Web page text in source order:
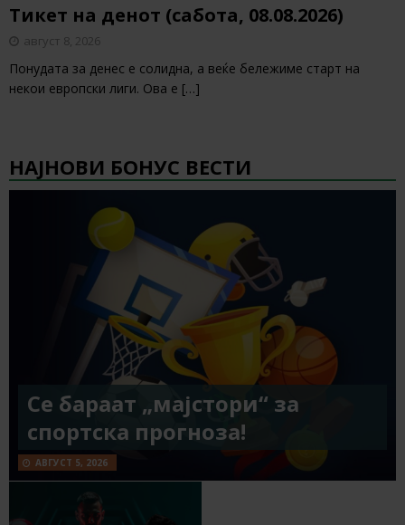
Тикет на денот (сабота, 08.08.2026)
август 8, 2026
Понудата за денес е солидна, а веќе бележиме старт на
некои европски лиги. Ова е […]
НАЈНОВИ БОНУС ВЕСТИ
Се бараат „мајстори“ за
спортска прогноза!
АВГУСТ 5, 2026